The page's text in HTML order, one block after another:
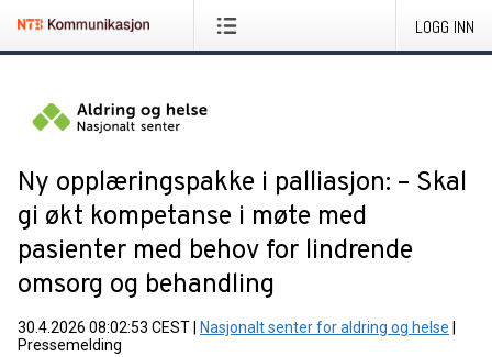
LOGG INN
Ny opplæringspakke i palliasjon: – Skal
gi økt kompetanse i møte med
pasienter med behov for lindrende
omsorg og behandling
30.4.2026 08:02:53 CEST Nasjonalt senter for aldring og helse
Pressemelding